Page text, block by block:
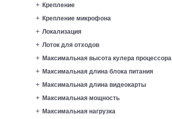
Крепление
Крепление микрофона
Локализация
Лоток для отходов
Максимальная высота кулера процессора
Максимальная длина блока питания
Максимальная длина видеокарты
Максимальная мощность
Максимальная нагрузка